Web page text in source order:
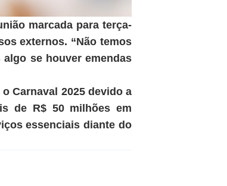
marcada para terça-
externos. “Não temos
se houver emendas
Carnaval 2025 devido a
de R$ 50 milhões em
essenciais diante do